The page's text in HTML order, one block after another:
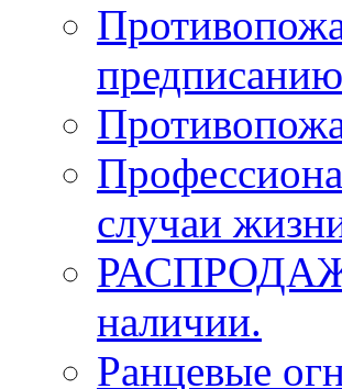
предписанию
случаи
наличии.
Ранцевые